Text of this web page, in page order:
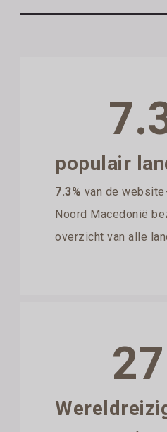
populair
7.3% van de
Noord Macedonië
overzicht van alle